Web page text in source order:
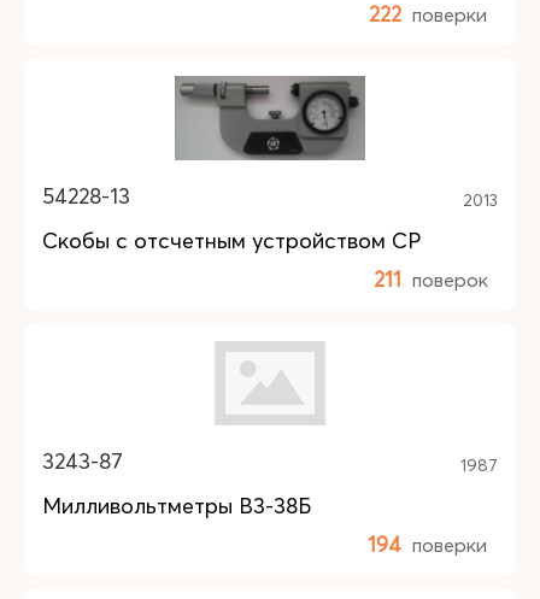
222 поверки
54228-13 2013
Скобы с отсчетным устройством СР
211 поверок
3243-87 1987
Милливольтметры В3-38Б
194 поверки